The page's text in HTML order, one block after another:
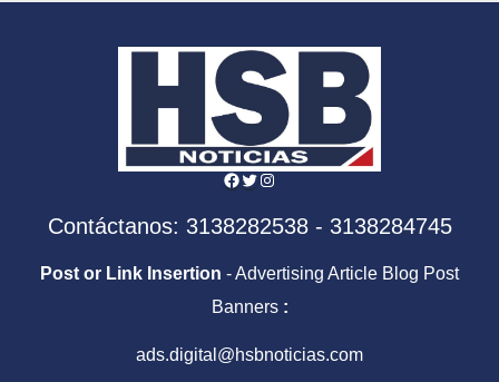
Facebook
Twitter
Instagram
Contáctanos: 3138282538 - 3138284745
Post or Link Insertion - Advertising Article Blog Post
Banners :
ads.digital@hsbnoticias.com